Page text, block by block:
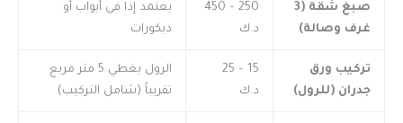
صبغ شقة (3
غرف وصالة)
250 – 450
د.ك
يعتمد إذا في أبواب أو
ديكورات
تركيب ورق
جدران (للرول)
15 – 25
د.ك
الرول يغطي 5 متر مربع
تقريباً (شامل التركيب)